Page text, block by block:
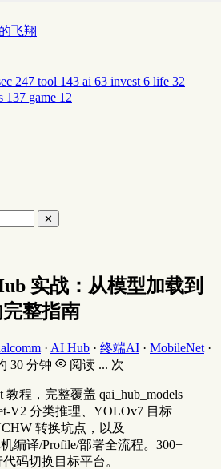
飞翔
247 tool 143 ai 63 invest 6 life 32
137 game 12
✕
实战：从模型加载到
整指南
· AI Hub · 终端AI · MobileNet ·
30 分钟 阅读 ... 次
教程，完整覆盖 qai_hub_models
V2 分类推理、YOLOv7 目标
转换坑点，以及
编译/Profile/部署全流程。300+
码切换目标平台。